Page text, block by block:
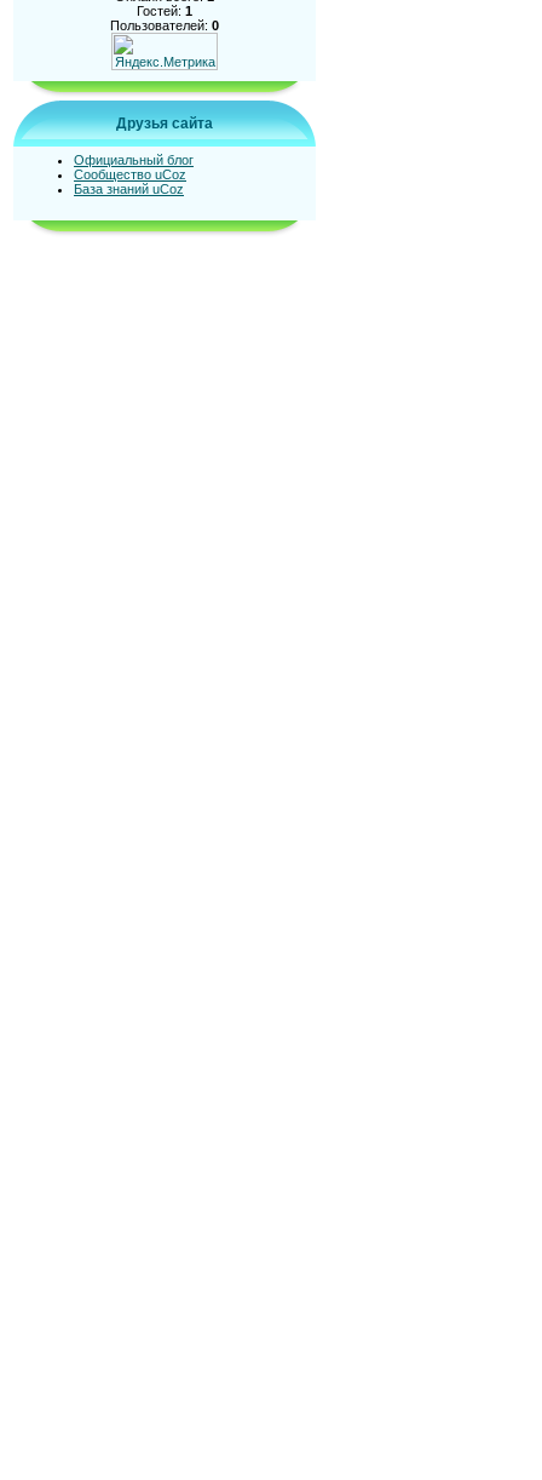
Гостей: 1
Пользователей: 0
Друзья сайта
Официальный блог
Сообщество uCoz
База знаний uCoz